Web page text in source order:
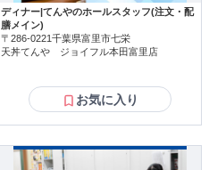
ディナー|てんやのホールスタッフ(注文・配
膳メイン)
〒286-0221千葉県富里市七栄
天丼てんや ジョイフル本田富里店
お気に入り